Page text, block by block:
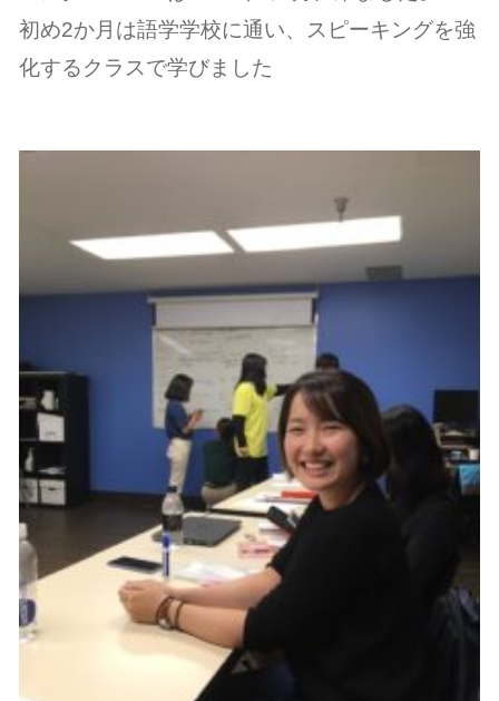
初め2か月は語学学校に通い、スピーキングを強
化するクラスで学びました